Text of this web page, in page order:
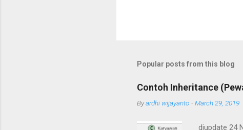
Popular posts from this blog
Contoh Inheritance
Byardhi wijayanto -March 29, 2019
diupdate 24